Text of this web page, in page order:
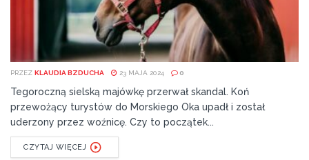
tym ochrony przed zniszczeniem, uszkodzeniem lub
utratą i dostępem osób nieupoważnionych.
Oferowane usługi obejmują kompleksowo:
• doradztwo w zakresie archiwizacji,
• rejestrację dokumentacji,
• porządkowanie dokumentacji,
• udostępnianie i wypożyczanie przechowywanej
dokumentacji,
PRZEZ KLAUDIA BZDUCHA 23 MAJA 2024 0
Tegoroczną sielską majówkę przerwał skandal. Koń
przewożący turystów do Morskiego Oka upadł i został
uderzony przez woźnicę. Czy to początek...
CZYTAJ WIĘCEJ